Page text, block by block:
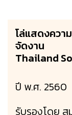
โล่แสดงควา
จัดงาน
Thailand
ปี พ.ศ. 2560
รับรองโดย